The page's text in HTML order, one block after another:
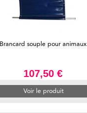
Brancard souple pour animaux
107,50 €
Voir le produit